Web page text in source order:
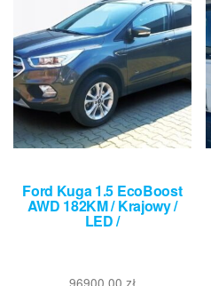
Ford Kuga 1.5 EcoBoost
AWD 182KM / Krajowy /
LED /
96900,00 zł